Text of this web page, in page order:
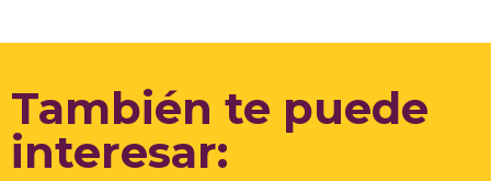
documentation.
También te puede
interesar: